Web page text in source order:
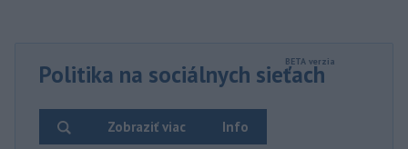
Politika na sociálnych sieťach
Info
Zobraziť viac